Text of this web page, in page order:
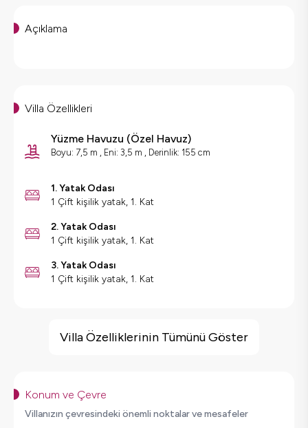
Açıklama
Villa Özellikleri
Yüzme Havuzu (Özel Havuz)
Boyu: 7,5 m , Eni: 3,5 m , Derinlik: 155 cm
1. Yatak Odası
1 Çift kişilik yatak, 1. Kat
2. Yatak Odası
1 Çift kişilik yatak, 1. Kat
3. Yatak Odası
1 Çift kişilik yatak, 1. Kat
Barbekü
Salıncak
Korunaklı Havuz
Villa Özelliklerinin Tümünü Göster
Konum ve Çevre
Villanızın çevresindeki önemli noktalar ve mesafeler